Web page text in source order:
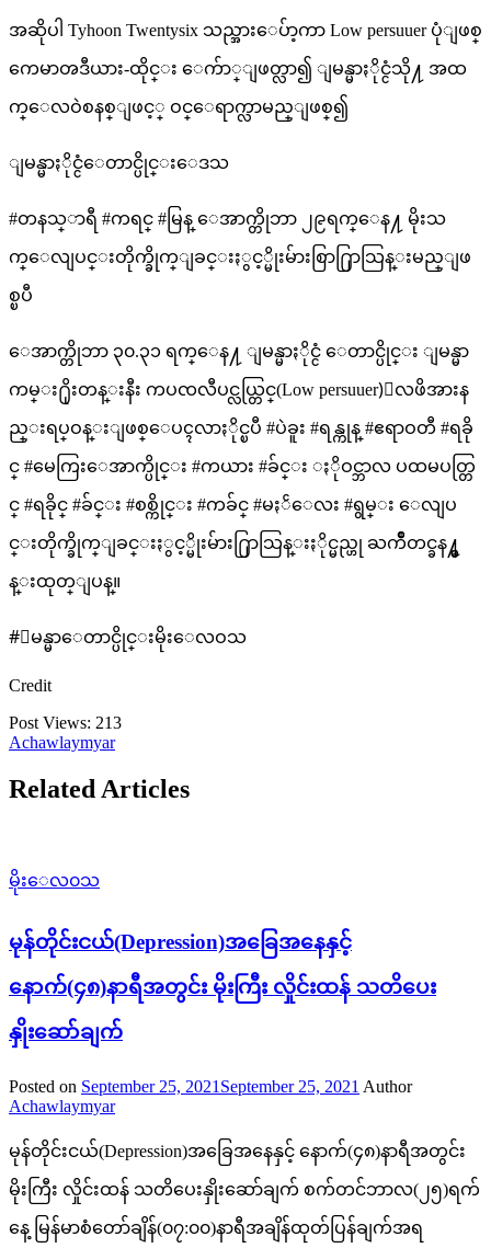
အဆိုပါ Tyhoon Twentysix သည္အားေပ်ာ့ကာ Low persuuer ပုံျဖစ္
ကေမာၻဒီယား-ထိုင္း ​ေက်ာ္ျဖတ္လာ၍ ျမန္မာႏိုင္ငံသို႔ အထ
က္ေလဝဲစနစ္​​ျဖင့္ ဝင္ေရာက္လာမည္ျဖစ္၍
ျမန္မာႏိုင္ငံေတာင္ပိုင္းေဒသ
#တနသ္ာရီ #ကရင္ #မြန္ ေအာက္တိုဘာ ၂၉ရက္ေန႔ မိုးသ
က္ေလျပင္းတိုက္ခိုက္ျခင္းႏွင့္မိုးမ်ားစြာ႐ြာသြန္းမည္ျဖ
စ္ၿပီ
ေအာက္တိုဘာ ၃၀.၃၁ ရက္ေန႔ ျမန္မာႏိုင္ငံ ေတာင္ပိုင္း ျမန္မာ
ကမ္း႐ိုးတန္းနီး ကပၸလီပင္လယ္တြင္(Low persuuer)ေလဖိအားန
ည္းရပ္ဝန္းျဖစ္ေပၚလာႏိုင္ၿပီ #ပဲခူး #ရန္ကုန္ #ဧရာဝတီ #ရခို
င္ #မေကြးေအာက္ပိုင္း #ကယား #ခ်င္း ႏိုဝင္ဘာလ ပထမပတ္တြ
င္ #ရခိုင္ #ခ်င္း #စစ္ကိုင္း #ကခ်င္ #မႏၲေလး #ရွမ္း ေလျပ
င္းတိုက္ခိုက္ျခင္းႏွင့္မိုးမ်ား႐ြာသြန္းႏိုင္မည္ဟု ႀကိဳတင္ခန႔္မွ
န္းထုတ္ျပန္။
#ျမန္မာေတာင္ပိုင္းမိုးေလဝသ
Credit
Post Views: 213
Achawlaymyar
Related Articles
မိုးေလ၀သ
မုန်တိုင်းငယ်(Depression)အခြေအနေနှင့်
နောက်(၄၈)နာရီအတွင်း မိုးကြီး လှိုင်းထန် သတိပေး
နှိုးဆော်ချက်
Posted on September 25, 2021 September 25, 2021 Author
Achawlaymyar
မုန်တိုင်းငယ်(Depression)အခြေအနေနှင့် နောက်(၄၈)နာရီအတွင်း
မိုးကြီး လှိုင်းထန် သတိပေးနှိုးဆော်ချက် စက်တင်ဘာလ(၂၅)ရက်
နေ့ မြန်မာစံတော်ချိန်(၀၇:၀၀)နာရီအချိန်ထုတ်ပြန်ချက်အရ